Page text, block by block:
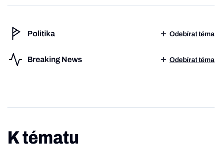
Politika Odebírat téma
Breaking News Odebírat téma
K tématu